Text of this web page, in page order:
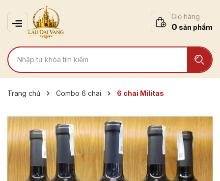
Giỏ hàng
0
Trang chủ Combo 6 chai 6 chai Militas